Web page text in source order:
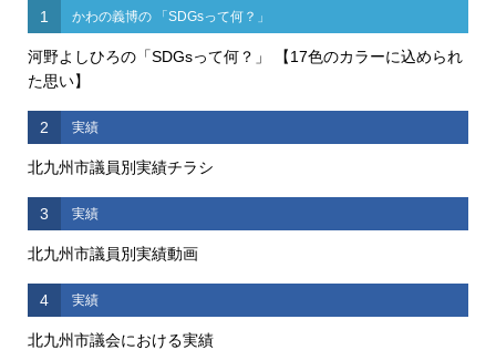
1 かわの義博の 「SDGsって何？」
河野よしひろの「SDGsって何？」 【17色のカラーに込められ
た思い】
2 実績
北九州市議員別実績チラシ
3 実績
北九州市議員別実績動画
4 実績
北九州市議会における実績